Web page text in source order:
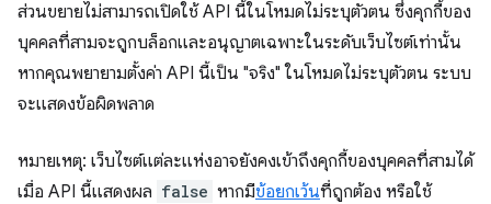
ส่วนขยายไม่สามารถเปิดใช้ API นี้ในโหมดไม่ระบุตัวตน ซึ่งคุกกี้ของ
บุคคลที่สามจะถูกบล็อกและอนุญาตเฉพาะในระดับเว็บไซต์เท่านั้น
หากคุณพยายามตั้งค่า API นี้เป็น "จริง" ในโหมดไม่ระบุตัวตน ระบบ
จะแสดงข้อผิดพลาด
หมายเหตุ: เว็บไซต์แต่ละแห่งอาจยังคงเข้าถึงคุกกี้ของบุคคลที่สามได้
เมื่อ API นี้แสดงผล false หากมีข้อยกเว้นที่ถูกต้อง หรือใช้